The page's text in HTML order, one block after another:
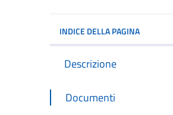
INDICE DELLA PAGINA
Descrizione
Documenti